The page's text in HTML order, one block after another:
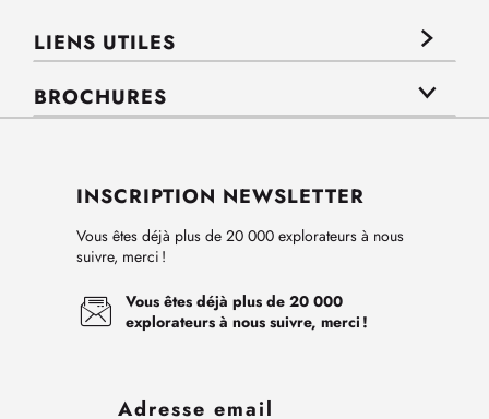
LIENS UTILES
BROCHURES
INSCRIPTION NEWSLETTER
Vous êtes déjà plus de 20 000 explorateurs à nous
suivre, merci !
Vous êtes déjà plus de 20 000
explorateurs à nous suivre, merci !